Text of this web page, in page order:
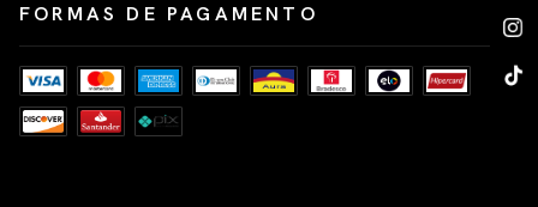
FORMAS DE PAGAMENTO